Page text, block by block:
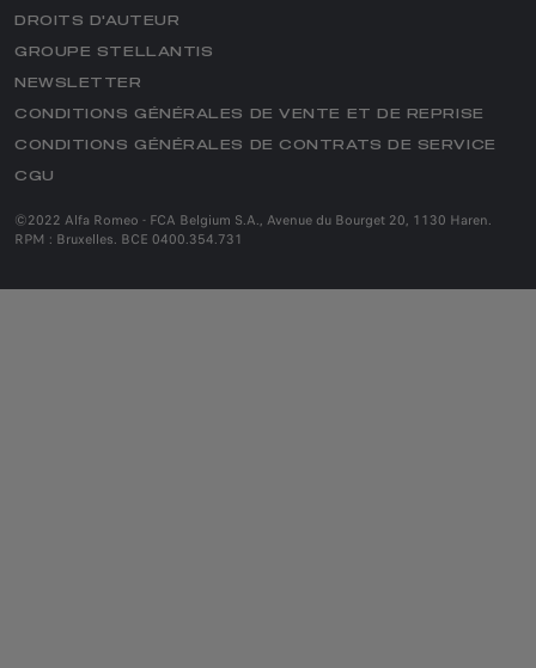
ASSISTANCE
PIÈCES DE RECHANGE ALFA ROMEO
ACCESSOIRES
PNEUS
SERVICES CONNECTÉS
CONTACTEZ VOTRE RÉPARATEUR AGRÉÉ​
HERITAGE
HISTOIRE
SERVICES HERITAGE
SUV
SPORTS CARS
DROITS D'AUTEUR
GROUPE STELLANTIS
NEWSLETTER
CONDITIONS GÉNÉRALES DE VENTE ET DE REPRISE
CONDITIONS GÉNÉRALES DE CONTRATS DE SERVICE
CGU
©2022 Alfa Romeo - FCA Belgium S.A., Avenue du Bourget 20, 1130 Haren.
RPM : Bruxelles. BCE 0400.354.731